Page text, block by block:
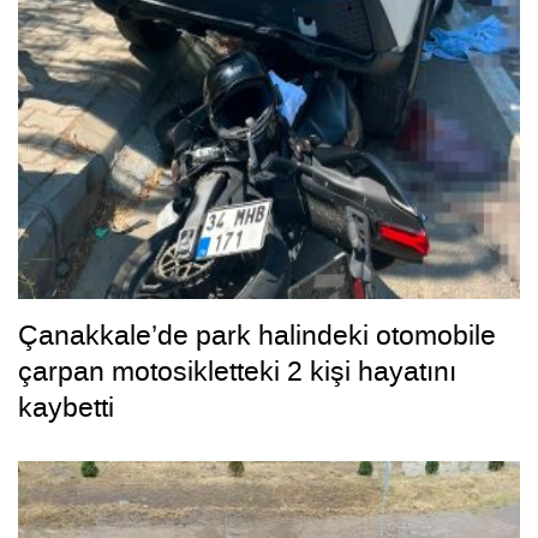
Çanakkale’de park halindeki otomobile
çarpan motosikletteki 2 kişi hayatını
kaybetti